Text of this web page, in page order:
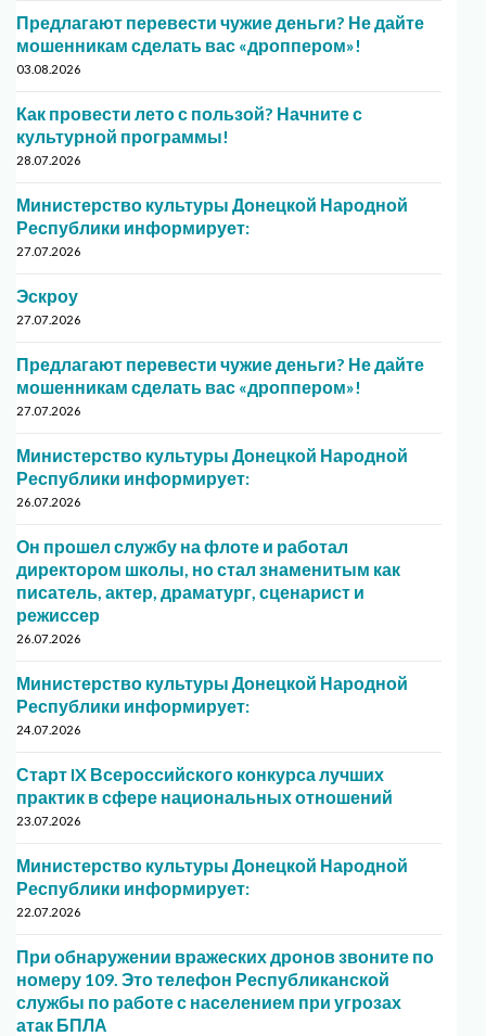
Предлагают перевести чужие деньги? Не дайте
мошенникам сделать вас «дроппером»!
03.08.2026
Как провести лето с пользой? Начните с
культурной программы!
28.07.2026
Министерство культуры Донецкой Народной
Республики информирует:
27.07.2026
Эскроу
27.07.2026
Предлагают перевести чужие деньги? Не дайте
мошенникам сделать вас «дроппером»!
27.07.2026
Министерство культуры Донецкой Народной
Республики информирует:
26.07.2026
Он прошел службу на флоте и работал
директором школы, но стал знаменитым как
писатель, актер, драматург, сценарист и
режиссер
26.07.2026
Министерство культуры Донецкой Народной
Республики информирует:
24.07.2026
Старт IX Всероссийского конкурса лучших
практик в сфере национальных отношений
23.07.2026
Министерство культуры Донецкой Народной
Республики информирует:
22.07.2026
При обнаружении вражеских дронов звоните по
номеру 109. Это телефон Республиканской
службы по работе с населением при угрозах
атак БПЛА